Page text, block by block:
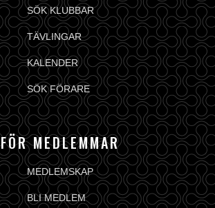
SÖK KLUBBAR
TÄVLINGAR
KALENDER
SÖK FÖRARE
FÖR MEDLEMMAR
MEDLEMSKAP
BLI MEDLEM